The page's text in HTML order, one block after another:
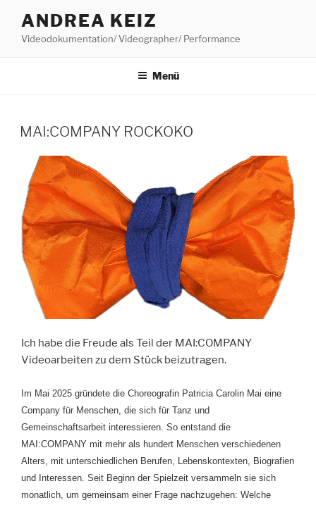
Inhalt
springen
ANDREA KEIZ
Videodokumentation/ Videographer/ Performance
Menü
MAI:COMPANY ROCKOKO
Ich habe die Freude als Teil der MAI:COMPANY
Videoarbeiten zu dem Stück beizutragen.
Im Mai 2025 gründete die Choreografin Patricia Carolin Mai eine
Company für Menschen, die sich für Tanz und
Gemeinschaftsarbeit interessieren. So entstand die
MAI:COMPANY mit mehr als hundert Menschen verschiedenen
Alters, mit unterschiedlichen Berufen, Lebenskontexten, Biografien
und Interessen. Seit Beginn der Spielzeit versammeln sie sich
monatlich, um gemeinsam einer Frage nachzugehen: Welche